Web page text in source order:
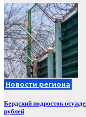
Новости региона
Бердский подросток
рублей